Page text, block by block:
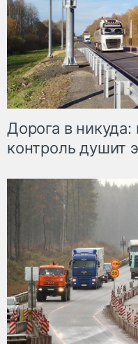
Дорога в никуда:
контроль душит